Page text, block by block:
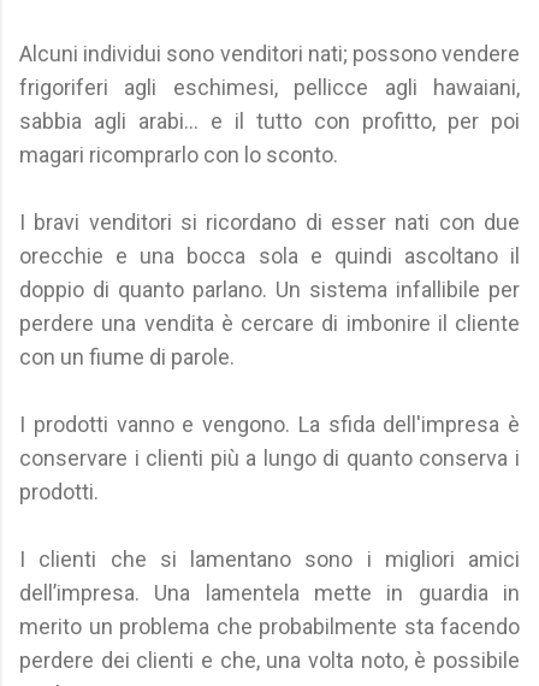
Alcuni individui sono venditori nati; possono vendere
frigoriferi agli eschimesi, pellicce agli hawaiani,
sabbia agli arabi... e il tutto con profitto, per poi
magari ricomprarlo con lo sconto.
I bravi venditori si ricordano di esser nati con due
orecchie e una bocca sola e quindi ascoltano il
doppio di quanto parlano. Un sistema infallibile per
perdere una vendita è cercare di imbonire il cliente
con un fiume di parole.
I prodotti vanno e vengono. La sfida dell'impresa è
conservare i clienti più a lungo di quanto conserva i
prodotti.
I clienti che si lamentano sono i migliori amici
dell’impresa. Una lamentela mette in guardia in
merito un problema che probabilmente sta facendo
perdere dei clienti e che, una volta noto, è possibile